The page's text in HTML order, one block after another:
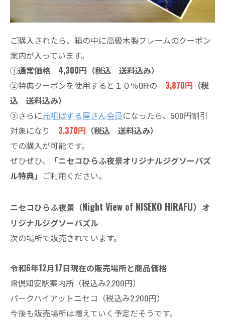
ご購入されたら、箱の中に高級木製フレームのクーポン
案内が入っています。
①通常価格 4,300円（税込 送料込み）
②特典クーポンを使用すると１０％OFFの 3,870円 （税
込 送料込み）
③さらに元祖ぱずる屋さん会員になったら、500円割引
対象になり 3,370円 （税込 送料込み）
での購入が可能です。
ぜひぜひ、
「ニセコひらふ夜景オリジナルジグソーパズ
ル特典」 ご利用ください。
ニセコひらふ夜景（Night View of NISEKO HIRAFU） オ
リジナルジグソーパズル
次の場所で販売されています。
令和6年12月17日現在の販売場所と商品価格
JR倶知安駅案内所（税込み2,200円）
パークハイアットニセコ（税込み2,200円）
今後も販売場所は増えていく予定だそうです。